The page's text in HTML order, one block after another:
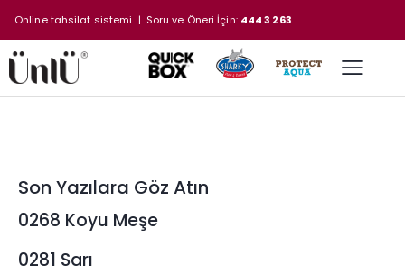
Online tahsilat sistemi | Soru ve Öneri İçin: 444 3 263
Son Yazılara Göz Atın
0268 Koyu Meşe
0281 Sarı